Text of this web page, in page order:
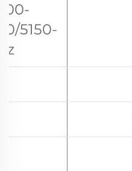
5150-